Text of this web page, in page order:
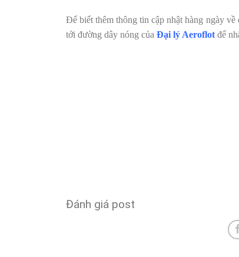
Để biết thêm thông tin cập nhật hàng ngày
tới đường dây nóng của Đại lý Aeroflot để
Đánh giá post